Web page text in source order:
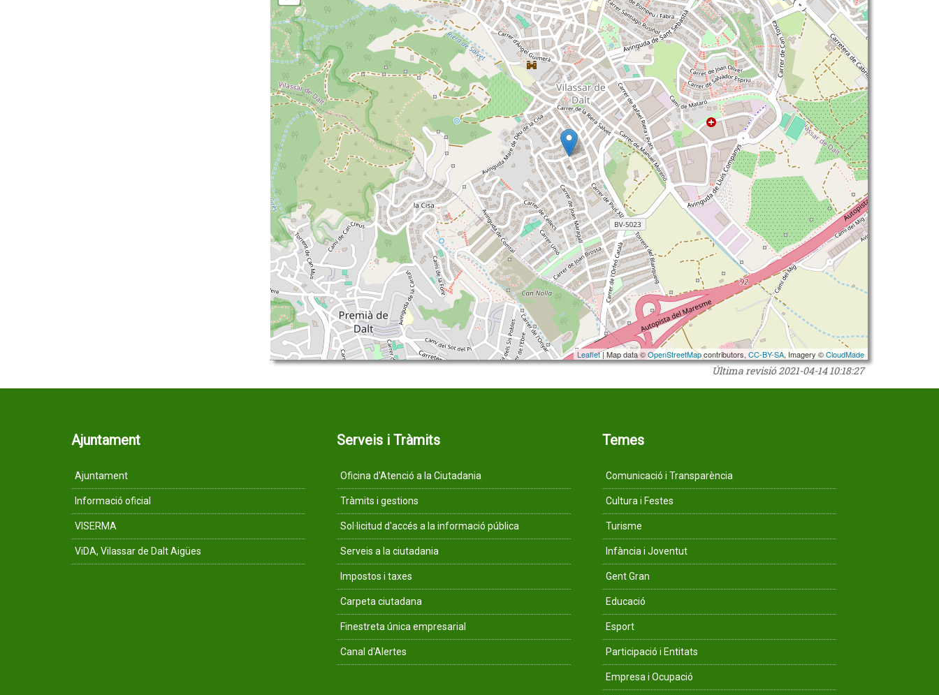
Leaflet| Map data ©OpenStreetMapcontributors, CC-BY-SA, Imagery ©CloudMade
Última revisió2021-04-14 10:18:27
Ajuntament
Ajuntament
Informació oficial
VISERMA
ViDA, Vilassar de Dalt Aigües
Serveis i Tràmits
Oficina d'Atenció a la Ciutadania
Tràmits i gestions
Sol·licitud d'accés a la informació pública
Serveis a la ciutadania
Impostos i taxes
Carpeta ciutadana
Finestreta única empresarial
Canal d'Alertes
Temes
Comunicació i Transparència
Cultura i Festes
Turisme
Infància i Joventut
Gent Gran
Educació
Esport
Participació i Entitats
Empresa i Ocupació